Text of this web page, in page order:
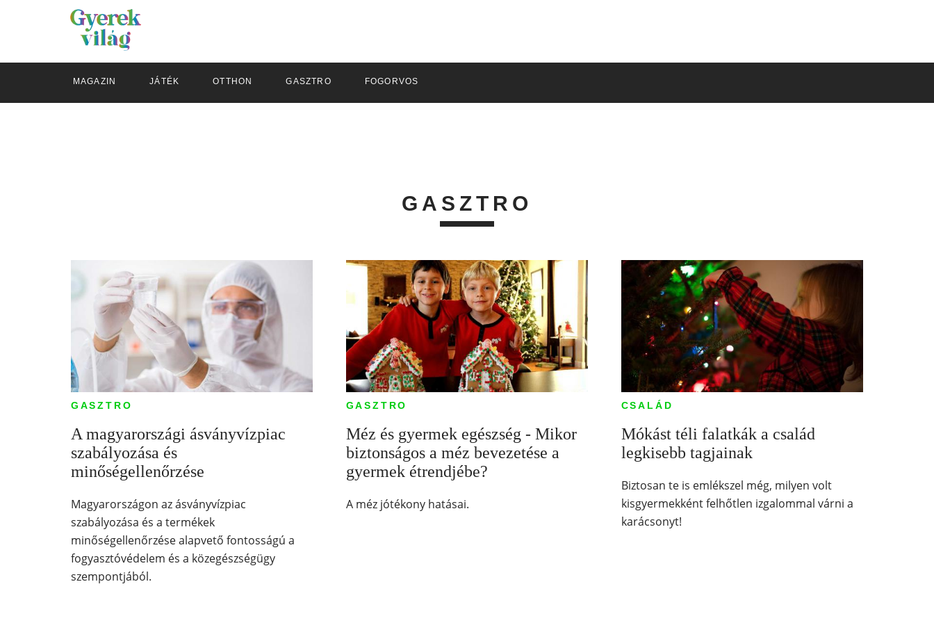
MAGAZIN JÁTÉK OTTHON GASZTRO FOGORVOS
GASZTRO
GASZTRO
A magyarországi ásványvízpiac
szabályozása és
minőségellenőrzése
Magyarországon az ásványvízpiac
szabályozása és a termékek
minőségellenőrzése alapvető fontosságú a
fogyasztóvédelem és a közegészségügy
szempontjából.
GASZTRO
Méz és gyermek egészség - Mikor
biztonságos a méz bevezetése a
gyermek étrendjébe?
A méz jótékony hatásai.
CSALÁD
Mókást téli falatkák a család
legkisebb tagjainak
Biztosan te is emlékszel még, milyen volt
kisgyermekként felhőtlen izgalommal várni a
karácsonyt!